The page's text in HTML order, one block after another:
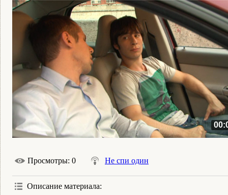
Просмотры: 0 Не спи один
Описание материала: